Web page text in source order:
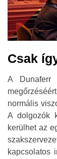
Csak
A Dunaferr
normális
A dolgozók
kerülhet az
kapcsolatos